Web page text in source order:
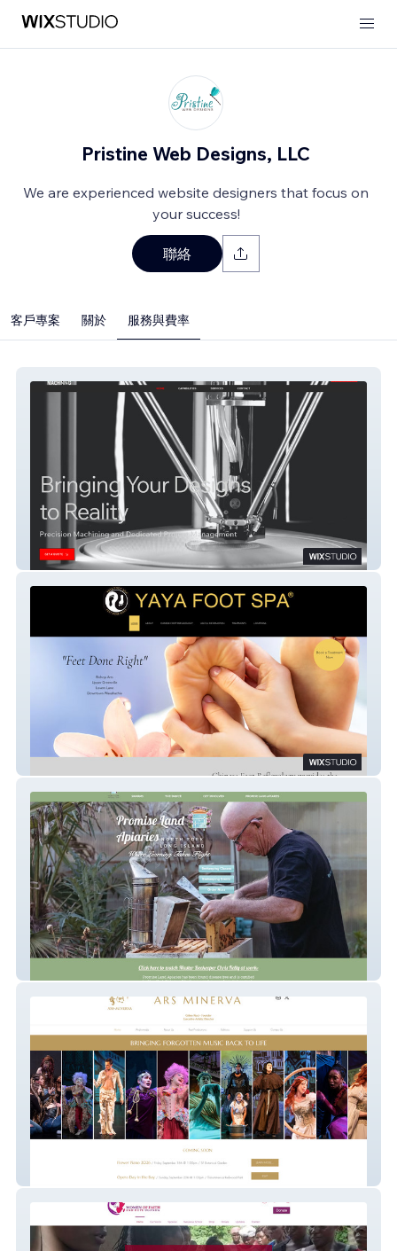
Pristine Web Designs, LLC
We are experienced website designers that focus on
your success!
聯絡
客戶專案 關於 服務與費率
Artisan Machining
Yaya
North Fork Beekeeper